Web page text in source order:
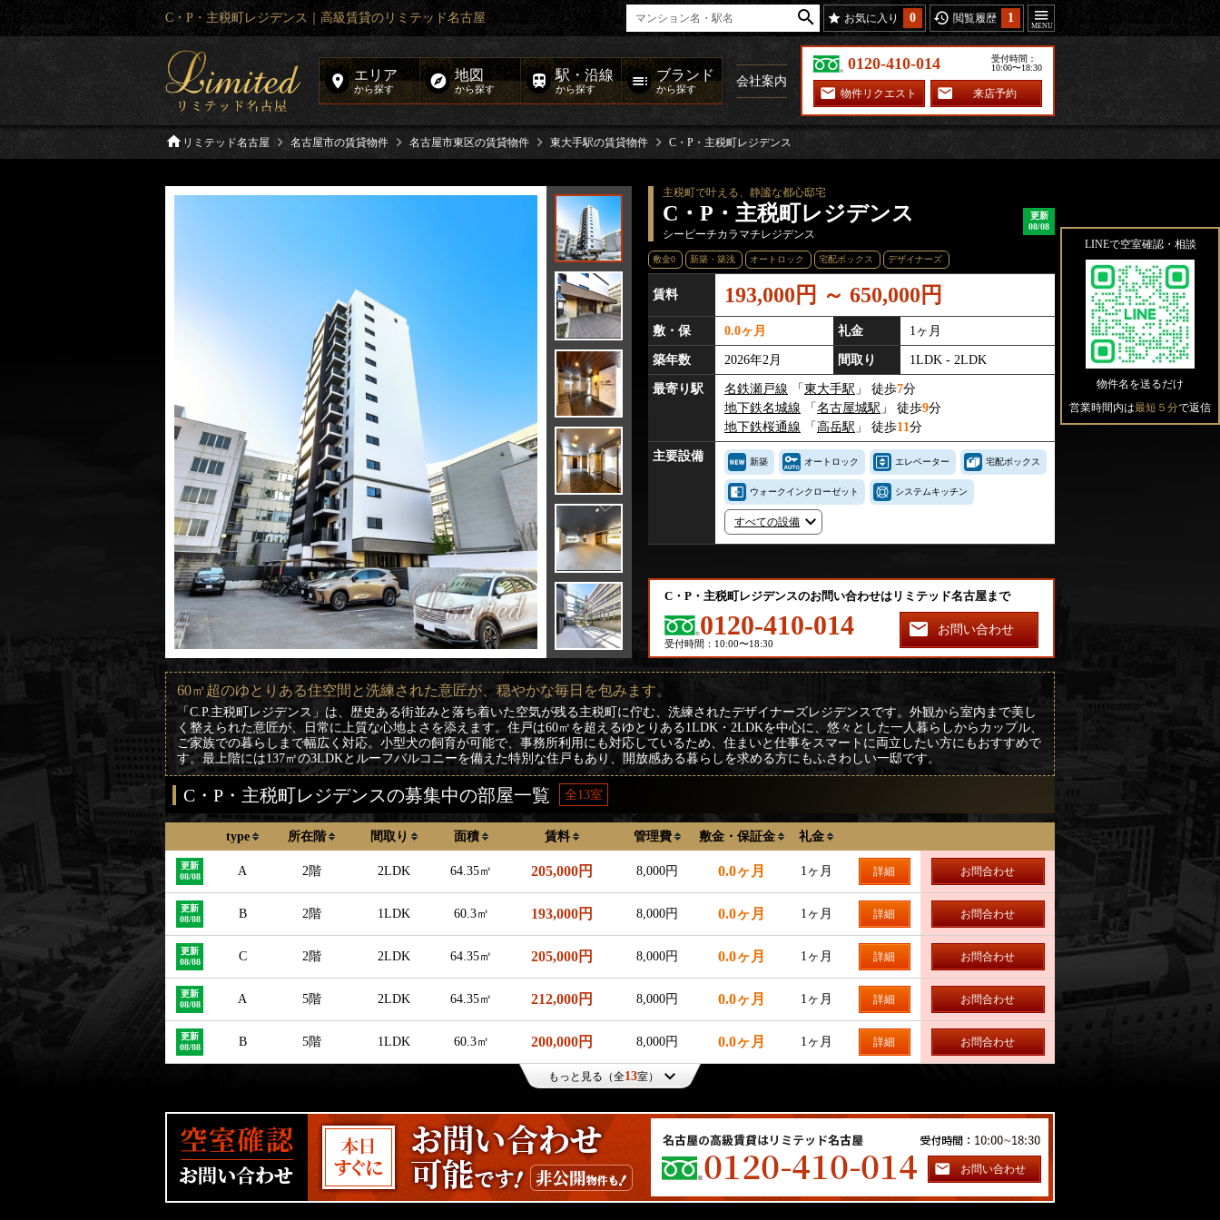
C・P・主税町レジデンス｜高級賃貸のリミテッド名古屋 お気に入り 0 閲覧履歴 1
エリア
から探す
地図
から探す
駅・沿線
から探す
ブランド
から探す
会社案内
0120-410-014
受付時間：
10:00〜18:30
物件リクエスト 来店予約
リミテッド名古屋 名古屋市の賃貸物件 名古屋市東区の賃貸物件 東大手駅の賃貸物件 C・P・主税町レジデンス
主税町で叶える、静謐な都心邸宅
C・P・主税町レジデンス
シーピーチカラマチレジデンス
更新
08/08
敷金0 新築・築浅 オートロック 宅配ボックス デザイナーズ
賃料 193,000円 ～ 650,000円
敷・保 0.0ヶ月 礼金 1ヶ月
築年数 2026年2月 間取り 1LDK - 2LDK
最寄り駅 名鉄瀬戸線 「 東大手駅 」 徒歩7分
地下鉄名城線 「 名古屋城駅 」 徒歩9分
地下鉄桜通線 「 高岳駅 」 徒歩11分
主要設備 新築 オートロック エレベーター 宅配ボックス
ウォークインクローゼット システムキッチン
すべての設備
C・P・主税町レジデンスのお問い合わせはリミテッド名古屋まで
0120-410-014
受付時間：10:00〜18:30
お問い合わせ
60㎡超のゆとりある住空間と洗練された意匠が、穏やかな毎日を包みます。
「C.P.主税町レジデンス」は、歴史ある街並みと落ち着いた空気が残る主税町に佇む、洗練されたデザイナーズレジデンスです。外観から室内まで美し
く整えられた意匠が、日常に上質な心地よさを添えます。住戸は60㎡を超えるゆとりある1LDK・2LDKを中心に、悠々とした一人暮らしからカップル、
ご家族での暮らしまで幅広く対応。小型犬の飼育が可能で、事務所利用にも対応しているため、住まいと仕事をスマートに両立したい方にもおすすめで
す。最上階には137㎡の3LDKとルーフバルコニーを備えた特別な住戸もあり、開放感ある暮らしを求める方にもふさわしい一邸です。
C・P・主税町レジデンスの募集中の部屋一覧 全13室
type 所在階 間取り 面積 賃料 管理費 敷金・保証金 礼金
更新
08/08
A 2階 2LDK 64.35㎡ 205,000円 8,000円 0.0ヶ月 1ヶ月 詳細 お問合わせ
更新
08/08
B 2階 1LDK 60.3㎡ 193,000円 8,000円 0.0ヶ月 1ヶ月 詳細 お問合わせ
更新
08/08
C 2階 2LDK 64.35㎡ 205,000円 8,000円 0.0ヶ月 1ヶ月 詳細 お問合わせ
更新
08/08
A 5階 2LDK 64.35㎡ 212,000円 8,000円 0.0ヶ月 1ヶ月 詳細 お問合わせ
更新
08/08
B 5階 1LDK 60.3㎡ 200,000円 8,000円 0.0ヶ月 1ヶ月 詳細 お問合わせ
もっと見る（全13室）
お問い合わせ
LINEで空室確認・相談
物件名を送るだけ
営業時間内は最短５分で返信